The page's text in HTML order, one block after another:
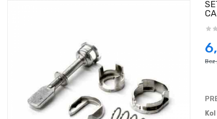
Bez
Kol